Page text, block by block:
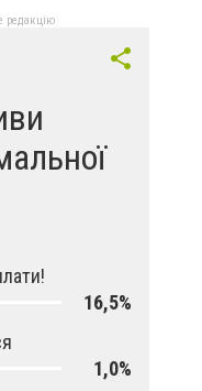
редакцію
16,5%
1,0%